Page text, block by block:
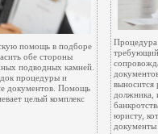
помощь в подборе
обе стороны
подводных камней.
процедуры и
документов. Помощь
целый комплекс
Процедура
выносится
должника,
юристу,
документы